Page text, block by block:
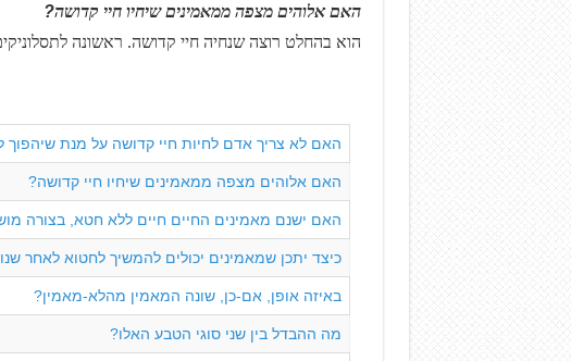
האם אלוהים מצפה ממאמינים שיחיו חיי קדושה?
הוא בהחלט רוצה שנחיה חיי קדושה. ראשונה לתסלוניקים ד’ 3; טיטוס
האם לא צריך אדם לחיות חיי קדושה על מנת שיהפוך
האם אלוהים מצפה ממאמינים שיחיו חיי קדושה?
האם ישנם מאמינים החיים חיים ללא חטא, בצורה
כיצד יתכן שמאמינים יכולים להמשיך לחטוא לאחר
באיזה אופן, אם-כן, שונה המאמין מהלא-מאמין?
מה ההבדל בין שני סוגי הטבע האלו?